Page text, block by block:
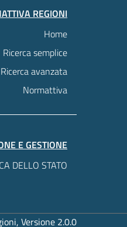
REGIONI
Home
Ricerca semplice
Ricerca avanzata
Normattiva
E GESTIONE
DELLO STATO
Versione 2.0.0